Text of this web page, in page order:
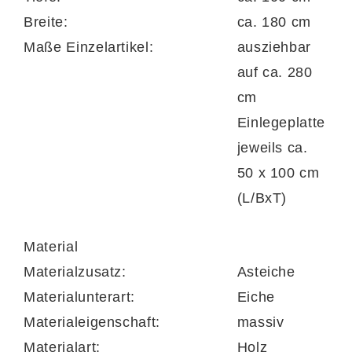
Breite:
ca. 180 cm
Maße Einzelartikel:
ausziehbar
auf ca. 280
cm
Einlegeplatte
jeweils ca.
50 x 100 cm
(L/BxT)
Material
Materialzusatz:
Asteiche
Materialunterart:
Eiche
Materialeigenschaft:
massiv
Materialart:
Holz